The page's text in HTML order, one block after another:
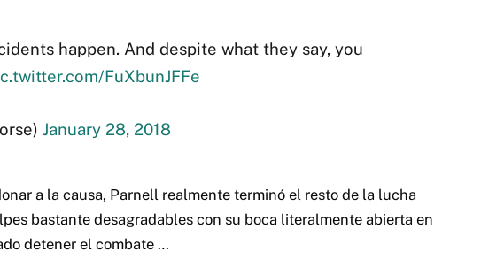
happen. And despite what they say, you
FuXbunJFFe
January 28, 2018
a la causa, Parnell realmente terminó el resto de la lucha
bastante desagradables con su boca literalmente abierta en
detener el combate …